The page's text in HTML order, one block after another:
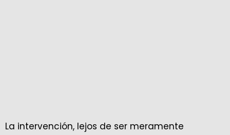
La intervención, lejos de ser meramente